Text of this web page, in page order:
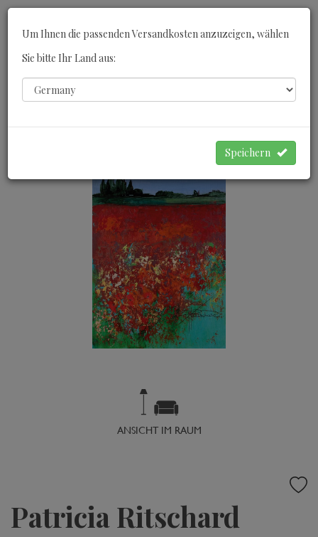
ANSICHT IM RAUM
Patricia Ritschard
Um Ihnen die passenden Versandkosten anzuzeigen, wählen
Sie bitte Ihr Land aus:
Speichern